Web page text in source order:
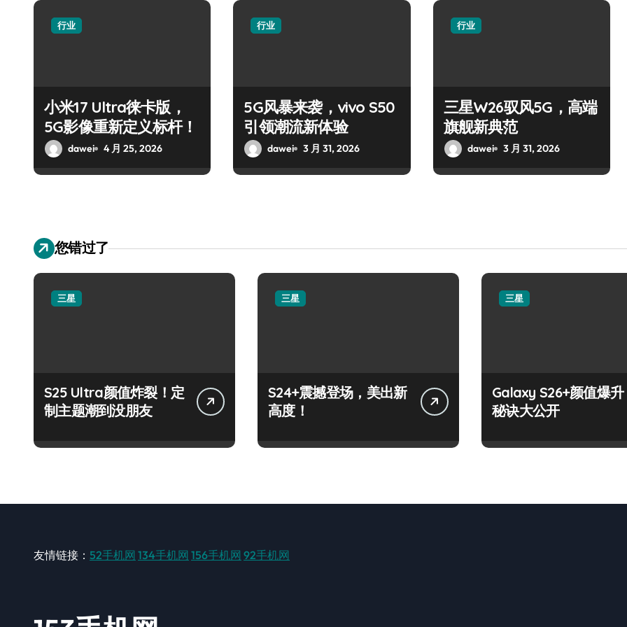
行业
小米17 Ultra徕卡版，
5G影像重新定义标杆！
dawei 4 月 25, 2026
行业
5G风暴来袭，vivo S50
引领潮流新体验
dawei 3 月 31, 2026
行业
三星W26驭风5G，高端
旗舰新典范
dawei 3 月 31, 2026
您错过了
三星
S25 Ultra颜值炸裂！定
制主题潮到没朋友
三星
S24+震撼登场，美出新
高度！
三星
Galaxy S26+颜值爆升
秘诀大公开
友情链接： 52手机网 134手机网 156手机网 92手机网